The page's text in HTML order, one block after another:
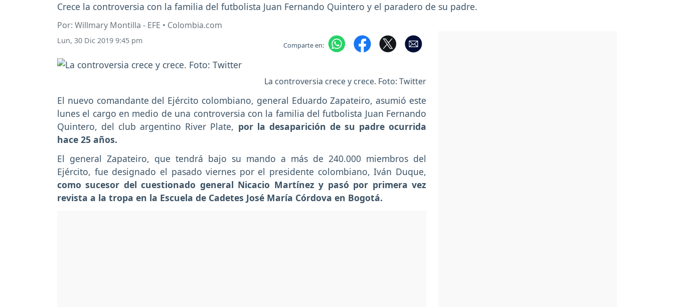
Crece la controversia con la familia del futbolista Juan Fernando Quintero y el paradero de su padre.
Por: Willmary Montilla - EFE • Colombia.com
Lun, 30 Dic 2019 9:45 pm Comparte en:
La controversia crece y crece. Foto: Twitter
El nuevo comandante del Ejército colombiano, general Eduardo Zapateiro, asumió este
lunes el cargo en medio de una controversia con la familia del futbolista Juan Fernando
Quintero, del club argentino River Plate, por la desaparición de su padre ocurrida
hace 25 años.
El general Zapateiro, que tendrá bajo su mando a más de 240.000 miembros del
Ejército, fue designado el pasado viernes por el presidente colombiano, Iván Duque,
como sucesor del cuestionado general Nicacio Martínez y pasó por primera vez
revista a la tropa en la Escuela de Cadetes José María Córdova en Bogotá.